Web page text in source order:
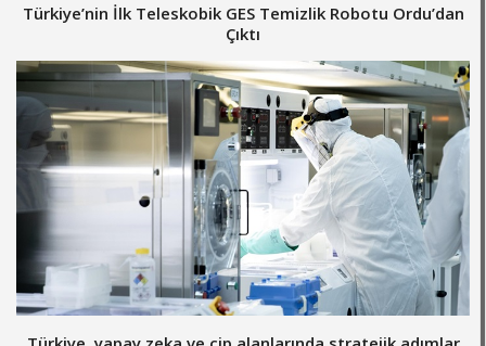
Türkiye’nin İlk Teleskobik GES Temizlik Robotu Ordu’dan
Çıktı